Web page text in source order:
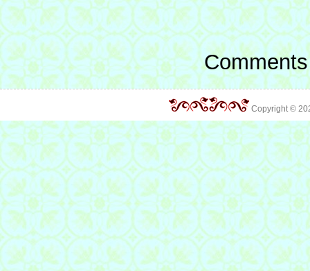
Copyright ©